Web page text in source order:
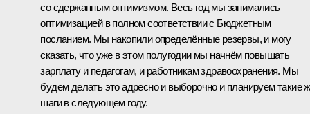
со сдержанным оптимизмом. Весь год мы занимались
оптимизацией в полном соответствии с Бюджетным
посланием. Мы накопили определённые резервы, и могу
сказать, что уже в этом полугодии мы начнём повышать
зарплату и педагогам, и работникам здравоохранения. Мы
будем делать это адресно и выборочно и планируем такие
шаги в следующем году.